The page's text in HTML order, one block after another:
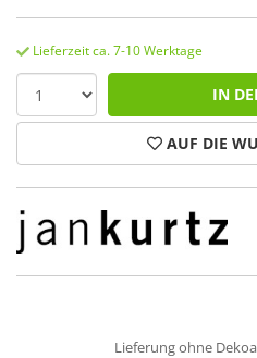
Lieferzeit ca. 7-10 Werktage
IN
AUF DIE
Lieferung ohne